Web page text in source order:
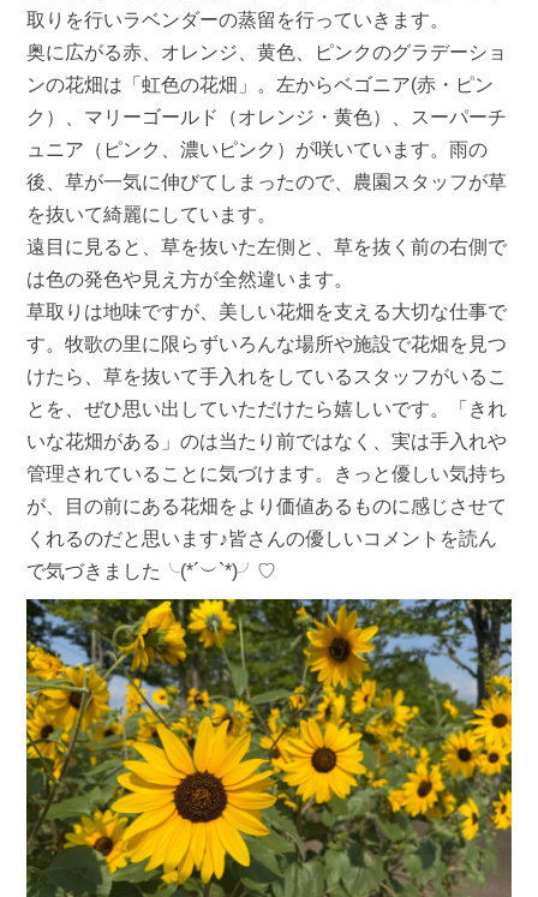
取りを行いラベンダーの蒸留を行っていきます。
奥に広がる赤、オレンジ、黄色、ピンクのグラデーショ
ンの花畑は「虹色の花畑」。左からベゴニア(赤・ピン
ク）、マリーゴールド（オレンジ・黄色）、スーパーチ
ュニア（ピンク、濃いピンク）が咲いています。雨の
後、草が一気に伸びてしまったので、農園スタッフが草
を抜いて綺麗にしています。
遠目に見ると、草を抜いた左側と、草を抜く前の右側で
は色の発色や見え方が全然違います。
草取りは地味ですが、美しい花畑を支える大切な仕事で
す。牧歌の里に限らずいろんな場所や施設で花畑を見つ
けたら、草を抜いて手入れをしているスタッフがいるこ
とを、ぜひ思い出していただけたら嬉しいです。「きれ
いな花畑がある」のは当たり前ではなく、実は手入れや
管理されていることに気づけます。きっと優しい気持ち
が、目の前にある花畑をより価値あるものに感じさせて
くれるのだと思います♪皆さんの優しいコメントを読ん
で気づきました╰(*´︶`*)╯♡